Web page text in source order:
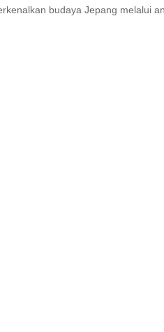
budaya Jepang melalui